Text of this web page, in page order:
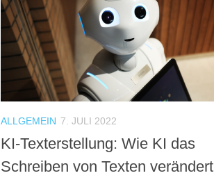
ALLGEMEIN 7. JULI 2022
KI-Texterstellung: Wie KI das
Schreiben von Texten verändert